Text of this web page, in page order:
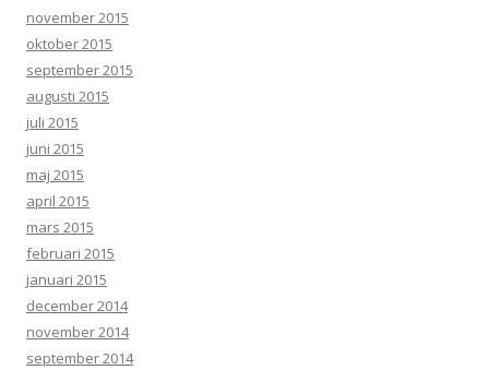
november 2015
oktober 2015
september 2015
augusti 2015
juli 2015
juni 2015
maj 2015
april 2015
mars 2015
februari 2015
januari 2015
december 2014
november 2014
september 2014